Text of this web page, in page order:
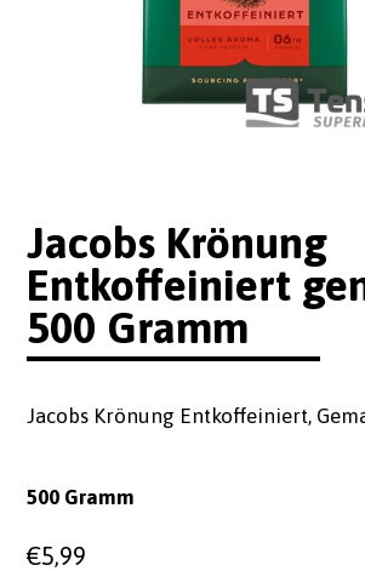
Jacobs Krönung
Entkoffeiniert
500 Gramm
Jacobs Krönung Entkoffeiniert,
500 Gramm
€5,99